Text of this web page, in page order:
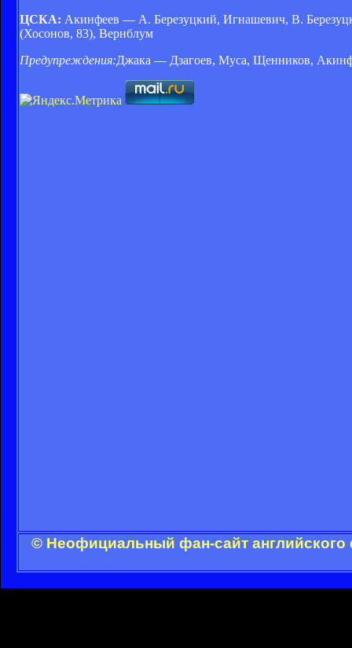
ЦСКА: Акинфеев — А. Березуцкий, Игнашевич, В.
(Хосонов, 83), Вернблум
Предупреждения:Джака — Дзагоев, Муса, Щенников,
© Неофициальный фан-сайт английского